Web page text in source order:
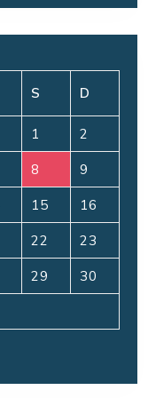
S D
1 2
8 9
15 16
22 23
29 30